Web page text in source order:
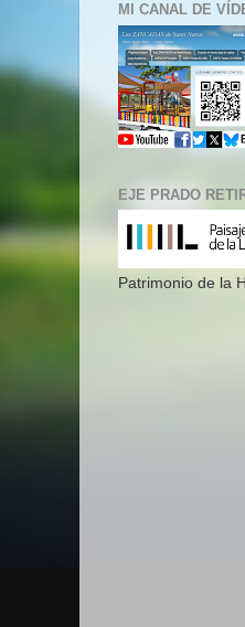
MI CANAL DE
EJE PRADO
Patrimonio de la